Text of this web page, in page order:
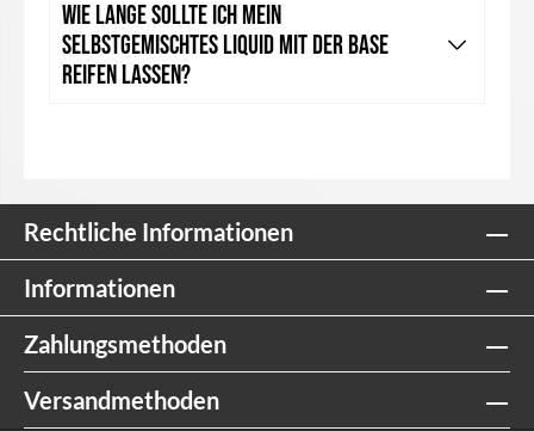
Wie lange sollte ich mein
selbstgemischtes Liquid mit der Base
reifen lassen?
Rechtliche Informationen
Informationen
Zahlungsmethoden
Versandmethoden